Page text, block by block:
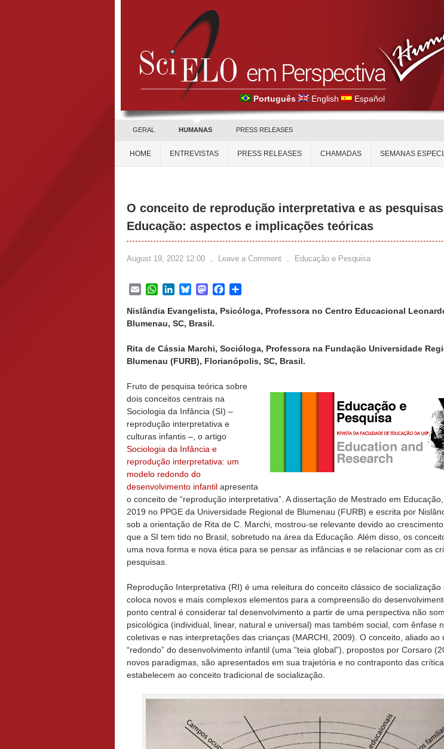
Português English Español
GERAL HUMANAS PRESS RELEASES
HOME ENTREVISTAS PRESS RELEASES CHAMADAS SEMANAS
O conceito de reprodução interpretativa e as
Educação: aspectos e implicações teóricas
August 19, 2022 12:00 , Leave a Comment , Educação e Pesquisa
EmailWhatsApp
LinkedInBlueskyMastodonFacebook
Nislândia Evangelista, Psicóloga, Professora no Centro Educacional
Blumenau, SC, Brasil.
Rita de Cássia Marchi, Socióloga, Professora na Fundação Universidade
Blumenau (FURB), Florianópolis, SC, Brasil.
Fruto de pesquisa teórica sobre
dois conceitos centrais na
Sociologia da Infância (SI) –
reprodução interpretativa e
culturas infantis –, o artigo
Sociologia da Infância e
reprodução interpretativa: um
modelo redondo do
desenvolvimento infantil apresenta
o conceito de “reprodução interpretativa”. A dissertação de Mestrado em
2019 no PPGE da Universidade Regional de Blumenau (FURB) e escrita por
sob a orientação de Rita de C. Marchi, mostrou-se relevante devido ao
que a SI tem tido no Brasil, sobretudo na área da Educação. Além disso, os
uma nova forma e nova ética para se pensar as infâncias e se relacionar com as
pesquisas.
Reprodução Interpretativa (RI) é uma releitura do conceito clássico de
coloca novos e mais complexos elementos para a compreensão do
ponto central é considerar tal desenvolvimento a partir de uma perspectiva não
psicológica (individual, linear, natural e universal) mas também social, com ênfase
coletivas e nas interpretações das crianças (MARCHI, 2009). O conceito, aliado ao
“redondo” do desenvolvimento infantil (uma ”teia global”), propostos por Corsaro
novos paradigmas, são apresentados em sua trajetória e no contraponto das
estabelecem ao conceito tradicional de socialização.